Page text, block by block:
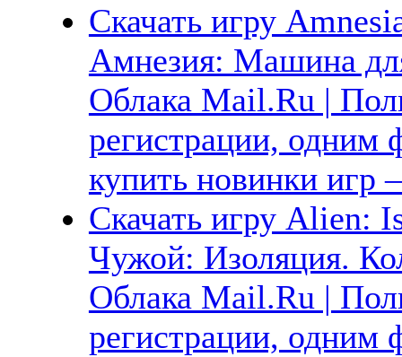
Скачать игру
Амнезия: Машина
Облака Mail.Ru |
регистрации, одним
купить новинки
Скачать игру Alien:
Чужой: Изоляция.
Облака Mail.Ru |
регистрации, одним